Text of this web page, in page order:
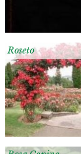
Roseto